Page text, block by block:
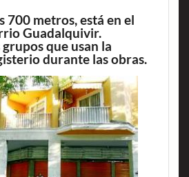
700 metros, está en el
Guadalquivir.
que usan la
durante las obras.